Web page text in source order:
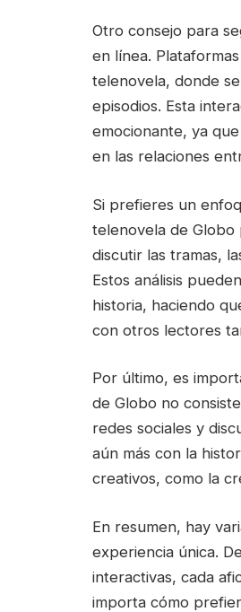
Otro consejo para
en línea.
telenovela, donde
episodios. Esta
emocionante, ya
en las relaciones
Si prefieres un
telenovela de Globo
discutir las tramas,
Estos análisis
historia, haciendo
con otros lectores
Por último, es
de Globo no
redes sociales y
aún más con la
creativos, como la
En resumen, hay
experiencia única.
interactivas, cada
importa cómo